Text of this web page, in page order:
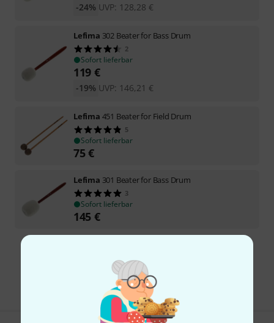
UVP: 128,28 €
-24%
Lefima 302 Beater for Bass Drum
2
Sofort lieferbar
119 €
UVP: 146,21 €
-19%
Lefima 451 Beater for Field Drum
5
Sofort lieferbar
75€
Lefima 301 Beater for Bass Drum
3
Sofort lieferbar
145 €
Alle Preise inkl. MwSt.